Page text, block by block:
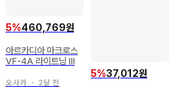
5%460,769원
아르카디아 마크로스
VF-4A 라이트닝 III
오사카・ 2달 전
5%37,012원